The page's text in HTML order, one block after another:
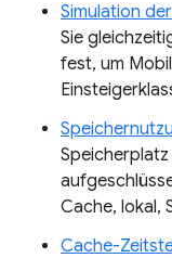
Simulation
Sie
fest, um
Cache, lokal,
Cache-